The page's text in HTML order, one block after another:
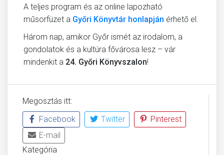
A teljes program és az online lapozható
műsorfüzet a Győri Könyvtár honlapján érhető el.
Három nap, amikor Győr ismét az irodalom, a
gondolatok és a kultúra fővárosa lesz – vár
mindenkit a 24. Győri Könyvszalon!
Megosztás itt:
Facebook
Twitter
Pinterest
E-mail
Kategória